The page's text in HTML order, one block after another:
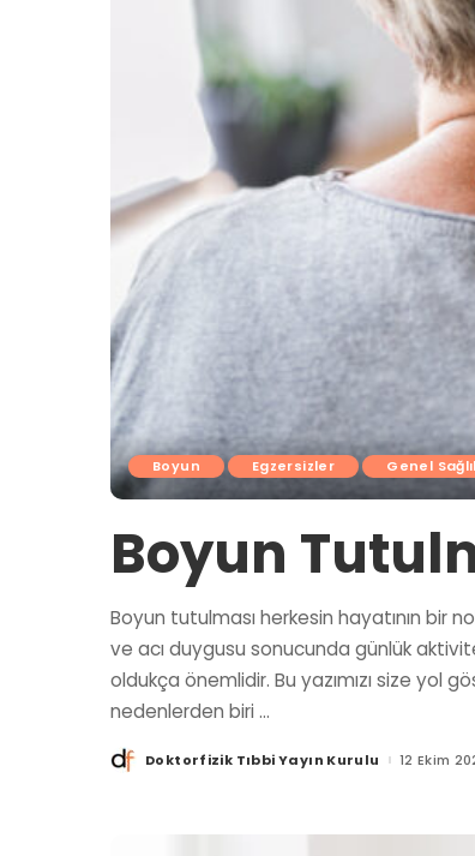
Boyun Egzersizler Genel
Boyun
Boyun tutulması herkesin hayatının bir
ve acı duygusu sonucunda günlük
oldukça önemlidir. Bu yazımızı size yol
nedenlerden biri ...
Posted
by
Doktorfizik Tıbbi Yayın Kurulu 12 Ekim